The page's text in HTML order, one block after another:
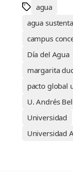
agua
agua
campus
Día del Agua
margarita
pacto global
U. Andrés
Universidad
Universidad